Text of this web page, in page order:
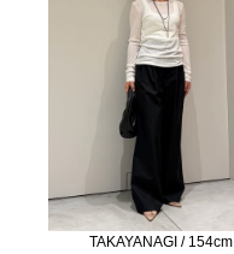
TAKAYANAGI / 154cm